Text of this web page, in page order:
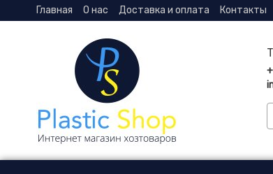
Главная О нас Доставка и оплата Контакты